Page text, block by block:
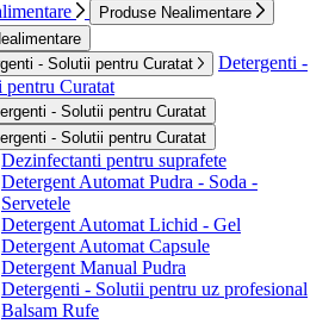
Produse Nealimentare
- Solutii pentru Curatat
Detergenti -
pentru Curatat
- Solutii pentru Curatat
- Solutii pentru Curatat
Dezinfectanti pentru suprafete
Detergent Automat Pudra - Soda -
Servetele
Detergent Automat Lichid - Gel
Detergent Automat Capsule
Detergent Manual Pudra
Detergenti - Solutii pentru uz profesional
Balsam Rufe